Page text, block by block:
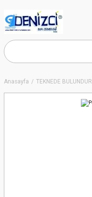
Anasayfa TEKNEDE